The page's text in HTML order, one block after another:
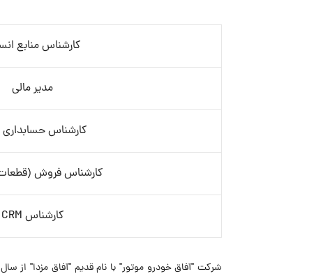
کارشناس منابع
مدیر مالی
کارشناس حسابداری
کارشناس فروش
کارشناس CRM